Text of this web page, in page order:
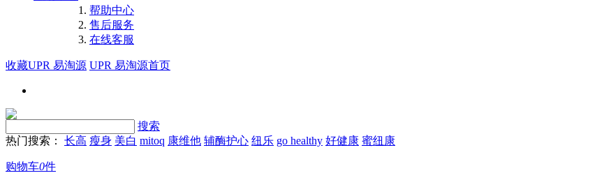
帮助中心
售后服务
在线客服
收藏UPR 易淘源 UPR 易淘源首页
搜索
热门搜索：
长高 瘦身 美白 mitoq 康维他 辅酶护心 纽乐 go healthy 好健康 蜜纽康
购物车0件